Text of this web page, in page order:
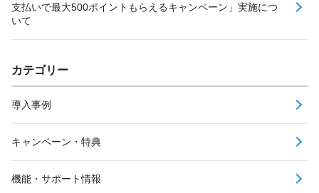
支払いで最大500ポイントもらえるキャンペーン」実施につ
いて
カテゴリー
導入事例
キャンペーン・特典
機能・サポート情報